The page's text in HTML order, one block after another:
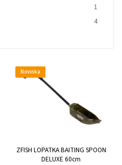
1
4
Novinka
ZFISH LOPATKA BAITING SPOON
DELUXE 60cm